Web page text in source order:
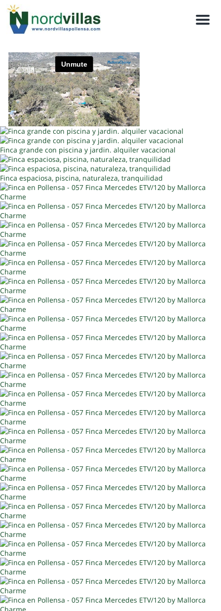
Menu
Finca grande con piscina y jardin. alquiler vacacional
Finca espaciosa, piscina, naturaleza, tranquilidad